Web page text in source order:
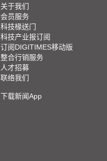
关于我们
会员服务
科技椽送门
科技产业报订阅
订阅DIGITIMES移动版
整合行销服务
人才招募
联络我们
下载新闻App